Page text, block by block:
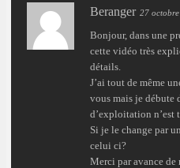
Beranger 27
Bonjour, dans une
cette vidéo très
détails.
J’ai tout de même
vous mais je débute
d’exploitation n’est
Si je le change par
celui ci?
Merci par avance